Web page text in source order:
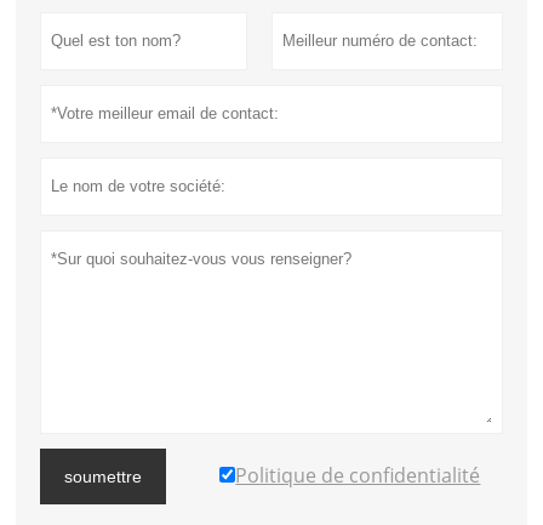
soumettre Politique de confidentialité